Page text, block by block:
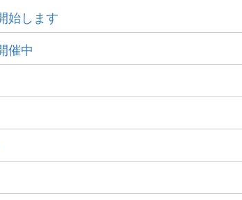
始します
催中